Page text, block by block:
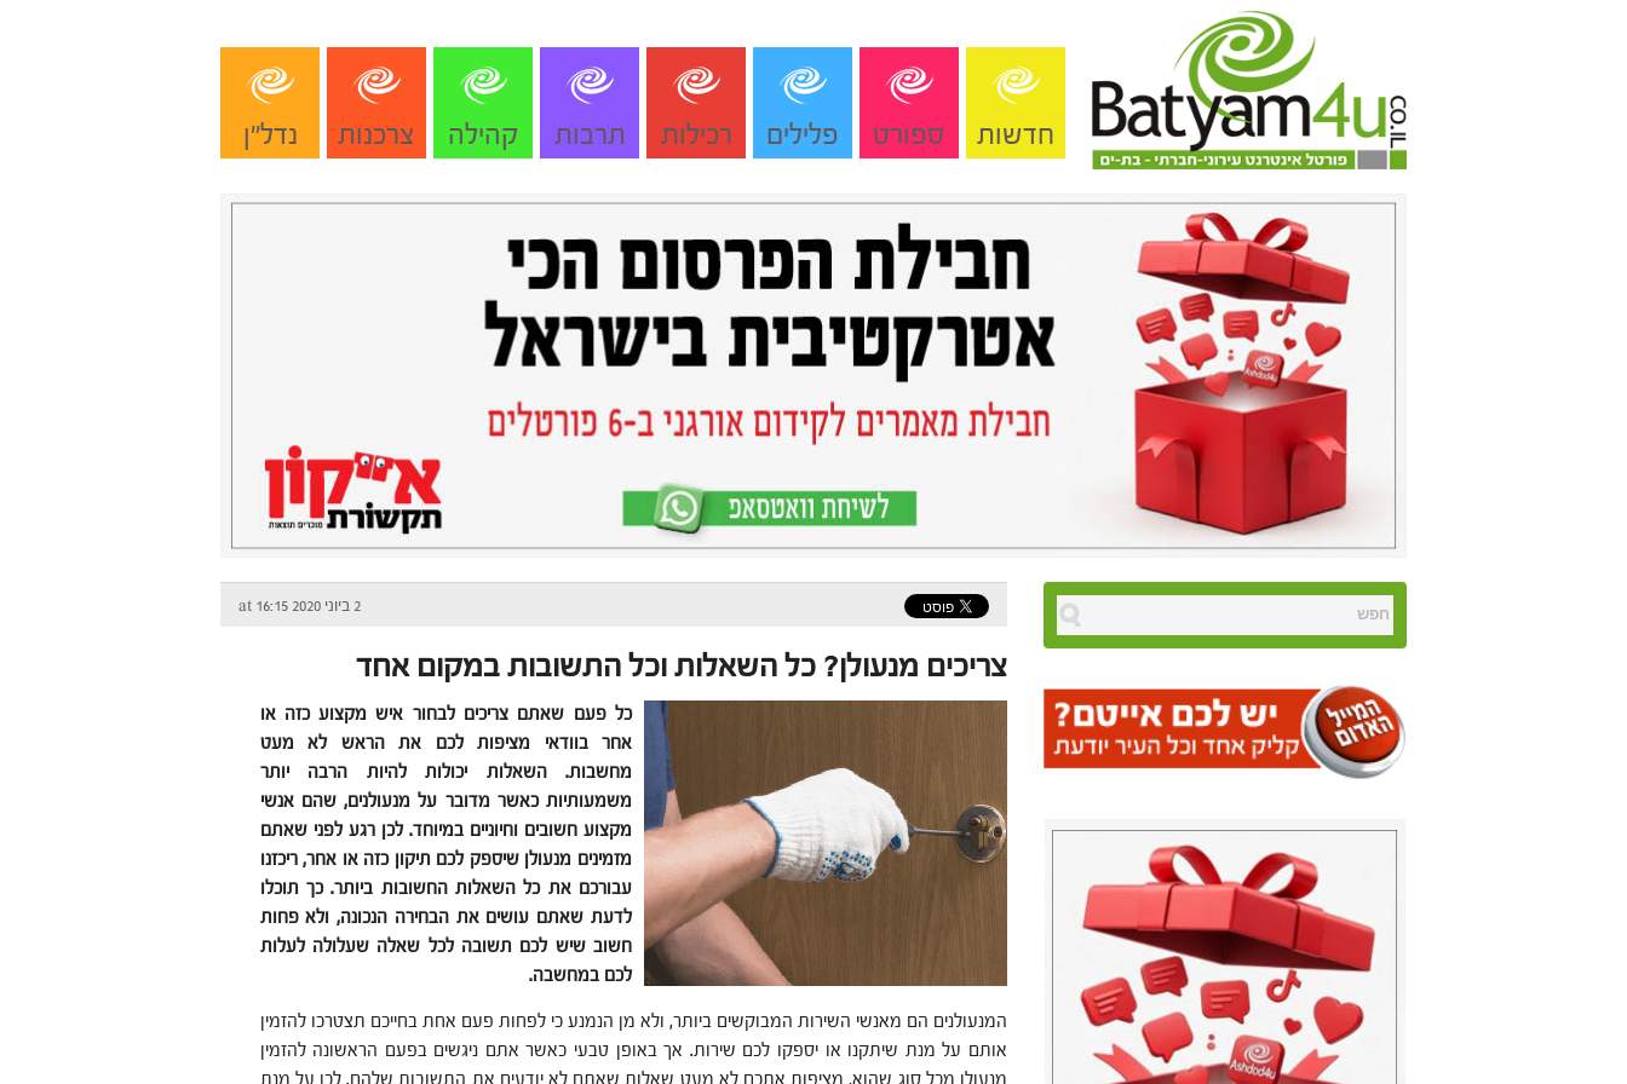
חדשות ספורט פלילים רכילות תרבות קהילה צרכנות נדל"ן
2 ביוני 2020 at 16:15
צריכים מנעולן? כל השאלות וכל התשובות במקום אחד
כל פעם שאתם צריכים לבחור איש מקצוע כזה או
אחר בוודאי מציפות לכם את הראש לא מעט
מחשבות. השאלות יכולות להיות הרבה יותר
משמעותיות כאשר מדובר על מנעולנים, שהם אנשי
מקצוע חשובים וחיוניים במיוחד. לכן רגע לפני שאתם
מזמינים מנעולן שיספק לכם תיקון כזה או אחר, ריכזנו
עבורכם את כל השאלות החשובות ביותר. כך תוכלו
לדעת שאתם עושים את הבחירה הנכונה, ולא פחות
חשוב שיש לכם תשובה לכל שאלה שעלולה לעלות
לכם במחשבה.
המנעולנים הם מאנשי השירות המבוקשים ביותר, ולא מן הנמנע כי לפחות פעם אחת בחייכם תצטרכו להזמין
אותם על מנת שיתקנו או יספקו לכם שירות. אך באופן טבעי כאשר אתם ניגשים בפעם הראשונה להזמין